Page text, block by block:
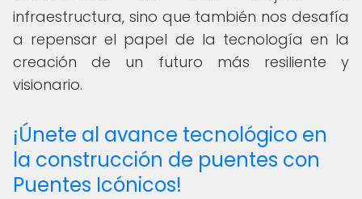
infraestructura, sino que también nos desafía
a repensar el papel de la tecnología en la
creación de un futuro más resiliente y
visionario.
¡Únete al avance tecnológico en
la construcción de puentes con
Puentes Icónicos!